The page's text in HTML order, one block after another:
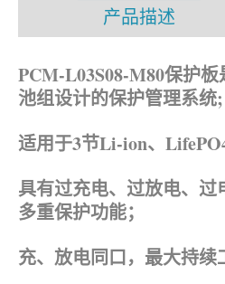
产品描述
PCM-L03S08-M80保护
池组设计的保护管理系统;
适用于3节Li-ion、
具有过充电、过放电、
多重保护功能；
充、放电同口，最大持续